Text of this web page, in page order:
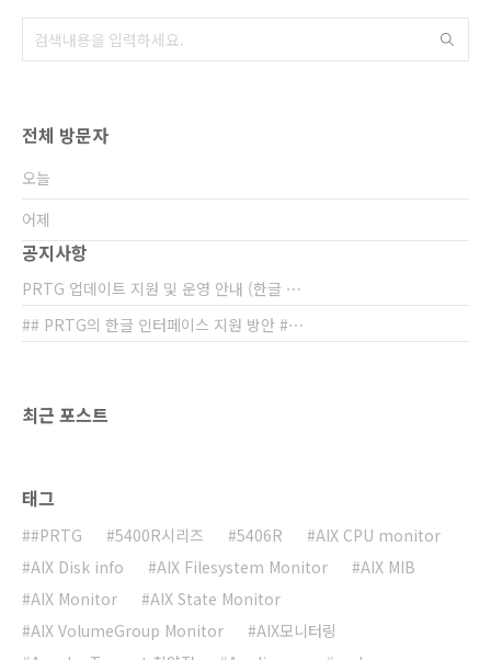
전체 방문자
오늘
어제
공지사항
PRTG 업데이트 지원 및 운영 안내 (한글 ⋯
## PRTG의 한글 인터페이스 지원 방안 #⋯
최근 포스트
태그
#PRTG 5400R시리즈 5406R
AIX CPU monitor
AIX Disk info
AIX Filesystem Monitor
AIX MIB
AIX Monitor
AIX State Monitor
AIX VolumeGroup Monitor
AIX모니터링